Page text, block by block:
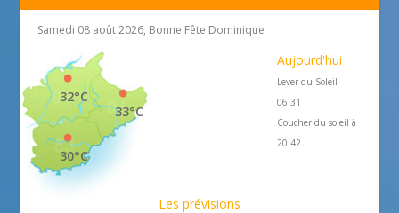
Samedi 08 août 2026, Bonne Fête Dominique
33°C
32°C
30°C
Aujourd'hui
Lever du Soleil
06:31
Coucher du soleil à
20:42
Les prévisions